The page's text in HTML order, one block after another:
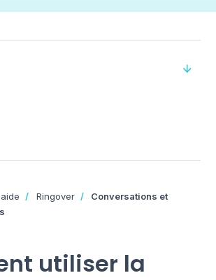
Ringover
Conversations et
utiliser la